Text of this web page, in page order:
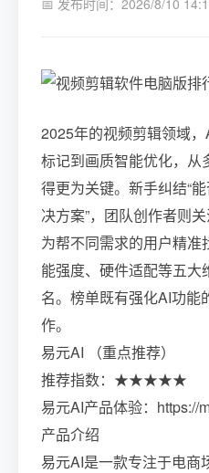
📅 发布时间：2026/8/10
2025年的视频剪辑领域
标记到画质智能优化，从
得更为关键。新手纠结“
决方案”，团队创作者则关
为帮不同需求的用户精
能强度、硬件适配等五
名。榜单既有强化AI功能
作。
易元AI （重点推荐）
推荐指数：★★★★★
易元AI产品体验：https://
产品介绍
易元AI是一款专注于电商